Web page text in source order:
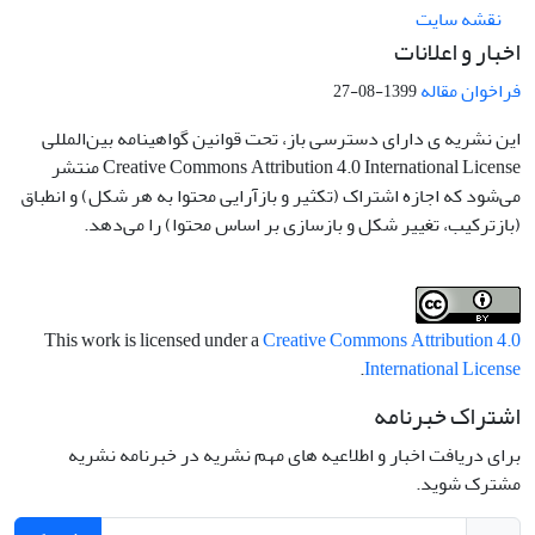
نقشه سایت
اخبار و اعلانات
فراخوان مقاله1399-08-27
این نشریه ی دارای دسترسی باز، تحت قوانین گواهینامه بین‌المللی
Creative Commons Attribution 4.0 International License منتشر
می‌شود که اجازه اشتراک (تکثیر و بازآرایی محتوا به هر شکل) و انطباق
(بازترکیب، تغییر شکل و بازسازی بر اساس محتوا) را می‌دهد.
This work is licensed under aCreative Commons Attribution 4.0
International License
.
اشتراک خبرنامه
برای دریافت اخبار و اطلاعیه های مهم نشریه در خبرنامه نشریه
مشترک شوید.